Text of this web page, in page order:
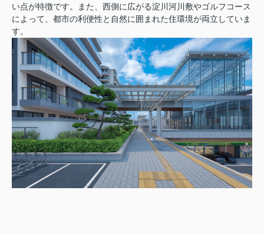
い点が特徴です。また、西側に広がる淀川河川敷やゴルフコース
によって、都市の利便性と自然に囲まれた住環境が両立していま
す。